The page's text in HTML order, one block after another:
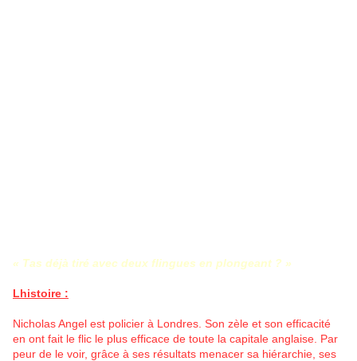
« Tas déjà tiré avec deux flingues en plongeant ? »
Lhistoire :
Nicholas Angel est policier à Londres. Son zèle et son efficacité
en ont fait le flic le plus efficace de toute la capitale anglaise. Par
peur de le voir, grâce à ses résultats menacer sa hiérarchie, ses